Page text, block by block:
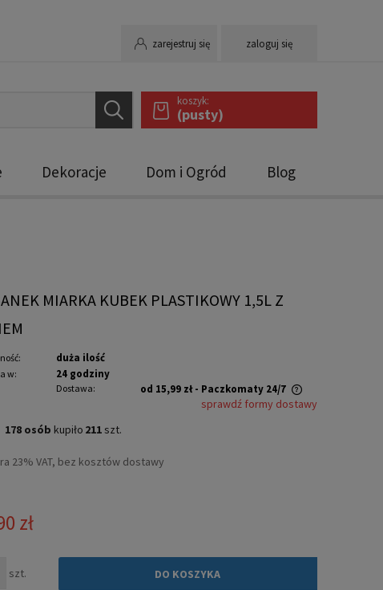
zarejestruj się zaloguj się
koszyk:
(pusty)
Dekoracje Dom i Ogród Blog
MIARKA KUBEK PLASTIKOWY 1,5L Z
duża ilość
w: 24 godziny
Dostawa: od 15,99 zł - Paczkomaty 24/7
Cena nie zawiera ewentualnych kosztów
sprawdź formy dostawy
178 osób kupiło 211 szt.
23% VAT, bez kosztów dostawy
zł
szt.
DO KOSZYKA